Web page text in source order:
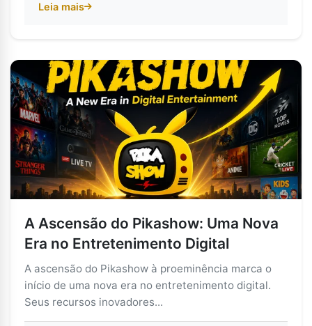
Leia mais
A Ascensão do Pikashow: Uma Nova
Era no Entretenimento Digital
A ascensão do Pikashow à proeminência marca o
início de uma nova era no entretenimento digital.
Seus recursos inovadores...